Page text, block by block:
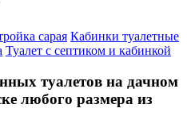
сарая Кабинки туалетные
Туалет с септиком и кабинкой
туалетов на дачном
любого размера из